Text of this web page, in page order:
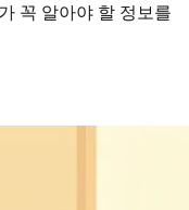
꼭 알아야 할 정보를